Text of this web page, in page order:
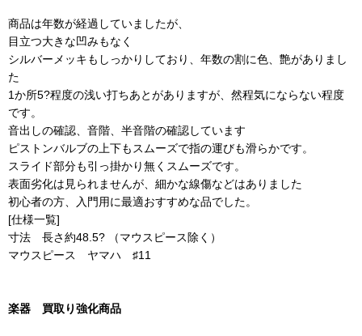
商品は年数が経過していましたが、
目立つ大きな凹みもなく
シルバーメッキもしっかりしており、年数の割に色、艶がありまし
た
1か所5?程度の浅い打ちあとがありますが、然程気にならない程度
です。
音出しの確認、音階、半音階の確認しています
ピストンバルブの上下もスムーズで指の運びも滑らかです。
スライド部分も引っ掛かり無くスムーズです。
表面劣化は見られませんが、細かな線傷などはありました
初心者の方、入門用に最適おすすめな品でした。
[仕様一覧]
寸法 長さ約48.5? （マウスピース除く）
マウスピース ヤマハ ♯11
楽器 買取り強化商品